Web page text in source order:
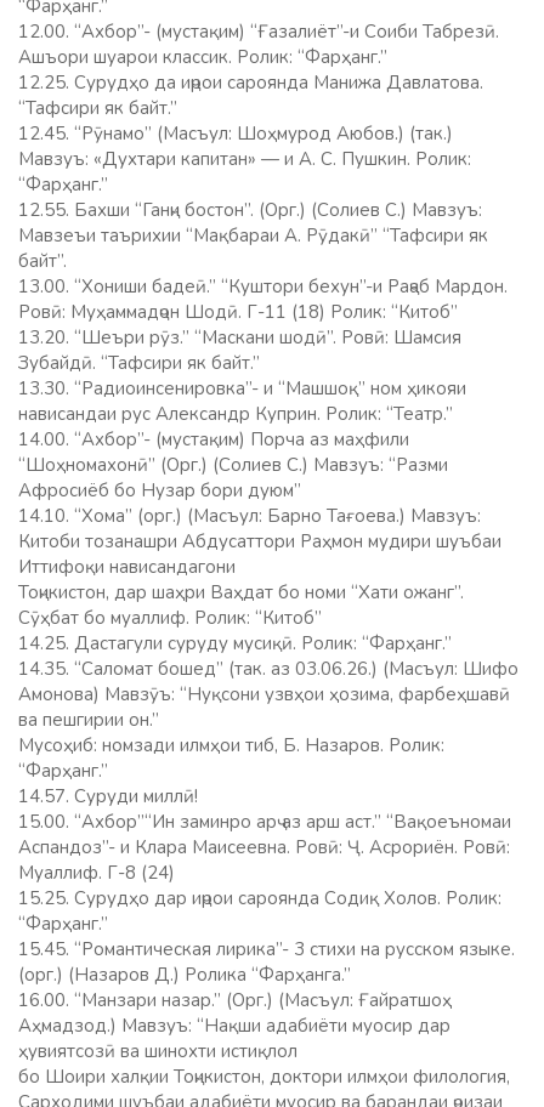
“Фарҳанг.”
12.00. “Ахбор”- (мустақим) “Ғазалиёт”-и Соиби Табрезӣ.
Ашъори шуарои классик. Ролик: “Фарҳанг.”
12.25. Сурудҳо да иҷрои сароянда Манижа Давлатова.
“Тафсири як байт.”
12.45. “Рӯнамо” (Масъул: Шоҳмурод Аюбов.) (так.)
Мавзуъ: «Духтари капитан» — и А. С. Пушкин. Ролик:
“Фарҳанг.”
12.55. Бахши “Ганҷи бостон”. (Орг.) (Солиев С.) Мавзуъ:
Мавзеъи таърихии “Мақбараи А. Рӯдакӣ” “Тафсири як
байт”.
13.00. “Хониши бадеӣ.” “Куштори бехун”-и Раҷаб Мардон.
Ровӣ: Муҳаммадҷон Шодӣ. Г-11 (18) Ролик: “Китоб”
13.20. “Шеъри рӯз.” “Маскани шодӣ”. Ровӣ: Шамсия
Зубайдӣ. “Тафсири як байт.”
13.30. “Радиоинсенировка”- и “Машшоқ” ном ҳикояи
нависандаи рус Александр Куприн. Ролик: “Театр.”
14.00. “Ахбор”- (мустақим) Порча аз маҳфили
“Шоҳномахонӣ” (Орг.) (Солиев С.) Мавзуъ: “Разми
Афросиёб бо Нузар бори дуюм”
14.10. “Хома” (орг.) (Масъул: Барно Тағоева.) Мавзуъ:
Китоби тозанашри Абдусаттори Раҳмон мудири шуъбаи
Иттифоқи нависандагони
Тоҷикистон, дар шаҳри Ваҳдат бо номи “Хати ожанг”.
Сӯҳбат бо муаллиф. Ролик: “Китоб”
14.25. Дастагули суруду мусиқӣ. Ролик: “Фарҳанг.”
14.35. “Саломат бошед” (так. аз 03.06.26.) (Масъул: Шифо
Амонова) Мавзӯъ: “Нуқсони узвҳои ҳозима, фарбеҳшавӣ
ва пешгирии он.”
Мусоҳиб: номзади илмҳои тиб, Б. Назаров. Ролик:
“Фарҳанг.”
14.57. Суруди миллӣ!
15.00. “Ахбор”“Ин заминро арҷ аз арш аст.” “Вақоеъномаи
Аспандоз”- и Клара Маисеевна. Ровӣ: Ҷ. Асрориён. Ровӣ:
Муаллиф. Г-8 (24)
15.25. Сурудҳо дар иҷрои сароянда Содиқ Холов. Ролик:
“Фарҳанг.”
15.45. “Романтическая лирика”- 3 стихи на русском языке.
(орг.) (Назаров Д.) Ролика “Фарҳанга.”
16.00. “Манзари назар.” (Орг.) (Масъул: Ғайратшоҳ
Аҳмадзод.) Мавзуъ: “Нақши адабиёти муосир дар
ҳувиятсозӣ ва шинохти истиқлол
бо Шоири халқии Тоҷикистон, доктори илмҳои филология,